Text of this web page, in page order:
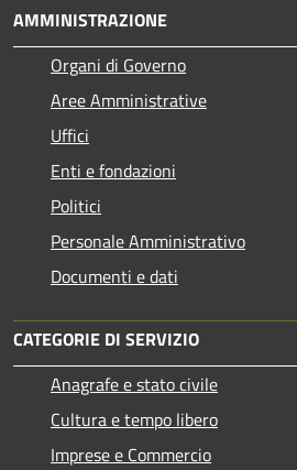
AMMINISTRAZIONE
Organi di Governo
Aree Amministrative
Uffici
Enti e fondazioni
Politici
Personale Amministrativo
Documenti e dati
CATEGORIE DI SERVIZIO
Anagrafe e stato civile
Cultura e tempo libero
Imprese e Commercio